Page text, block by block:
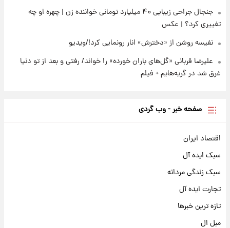
جنجال جراحی زیبایی ۴۰ میلیارد تومانی خواننده زن | چهره او چه
تغییری کرد؟ | عکس
نفیسه روشن از «دخترش» انار رونمایی کرد!/ویدیو
علیرضا قربانی «گل‌های باران خورده» را خواند/ رفتی و بعد از تو دنیا
غرق شد در گریه‌هایم + فیلم
صفحه خبر - وب گردی
اقتصاد ایران
سبک ایده آل
سبک زندگی مردانه
تجارت ایده آل
تازه ترین خبرها
مبل ال